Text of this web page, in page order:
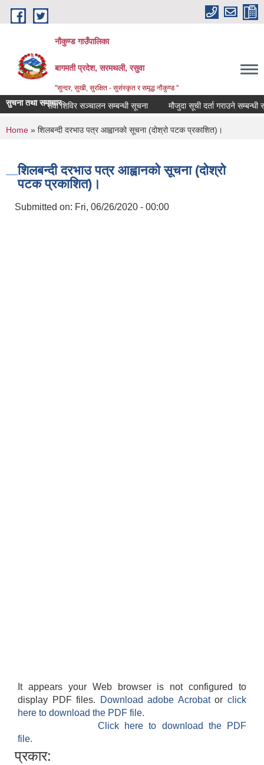
Skip to main content
नौकुण्ड गाउँपालिका
बागमती प्रदेश, सरमथली, रसुवा
"सुन्दर, सुखी, सुरक्षित - सुसंस्कृत र समृद्ध नौकुण्ड "
सुचना तथा समाचार
घुम्ती सेवा शिविर सञ्‍चालन सम्बन्धी सूचना मौजुदा सूची दर्ता गराउने सम्बन्धी
You are here
Home » शिलबन्दी दरभाउ पत्र आह्वानको सूचना (दोश्रो पटक प्रकाशित)।
शिलबन्दी दरभाउ पत्र आह्वानको सूचना (दोश्रो
पटक प्रकाशित)।
Submitted on: Fri, 06/26/2020 - 00:00
It appears your Web browser is not configured to
display PDF files.
Download adobe Acrobatorclick
here to download the PDF file.
Click here to download the PDF
file.
प्रकार: